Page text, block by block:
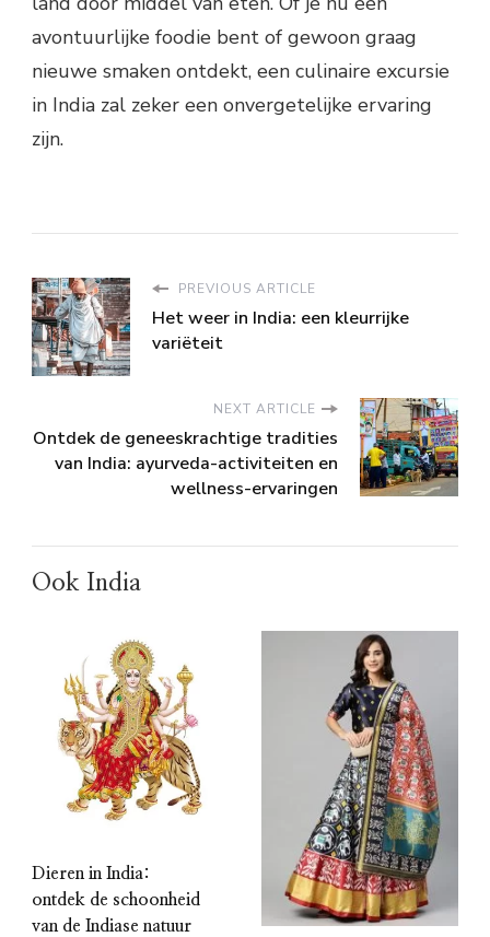
avontuurlijke foodie bent of gewoon graag
nieuwe smaken ontdekt, een culinaire excursie
in India zal zeker een onvergetelijke ervaring
zijn.
PREVIOUS ARTICLE
Het weer in India: een kleurrijke
variëteit
NEXT ARTICLE
Ontdek de geneeskrachtige tradities
van India: ayurveda-activiteiten en
wellness-ervaringen
Ook India
Dieren in India:
ontdek de schoonheid
van de Indiase natuur